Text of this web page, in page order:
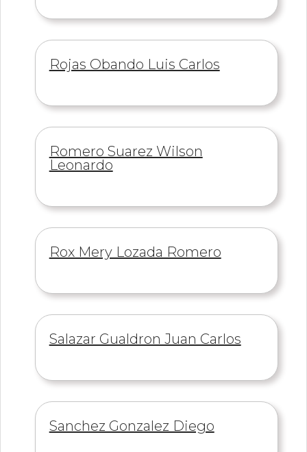
Información
Rojas Obando Luis Carlos
Información
de
Romero Suarez Wilson
Leonardo
Información
Rox Mery Lozada Romero
Información
Salazar Gualdron Juan Carlos
Información
Sanchez Gonzalez Diego